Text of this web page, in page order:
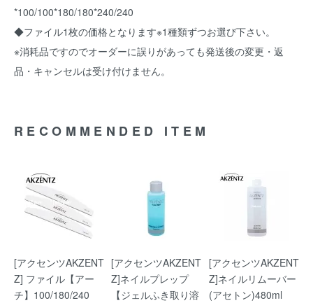
*100/100*180/180*240/240
◆ファイル1枚の価格となります※1種類ずつお選び下さい。
※消耗品ですのでオーダーに誤りがあっても発送後の変更・返
品・キャンセルは受け付けません。
RECOMMENDED ITEM
[アクセンツAKZENT
Z] ファイル【アー
チ】100/180/240
[アクセンツAKZENT
Z]ネイルプレップ
【ジェルふき取り溶
[アクセンツAKZENT
Z]ネイルリムーバー
(アセトン)480ml